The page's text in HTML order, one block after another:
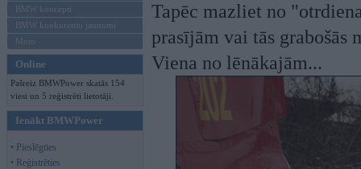
BMW koncepti
BMW konkurentu jaunumi
Moto
Online
Pašreiz BMWPower skatās 154
viesi un 5 reģistrēti lietotāji.
Ienākt BMWPower
• Pieslēgties
• Reģistrēties
Tapēc mazliet no
prasījām vai tās grabošās
Viena no lēnākajām...